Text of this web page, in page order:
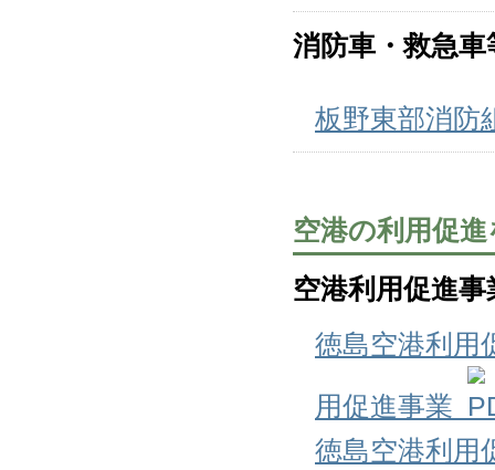
消防車・救急
板野東部消
空港の利用促
空港利用促進事
徳島空港利用
用促進事業
徳島空港利用